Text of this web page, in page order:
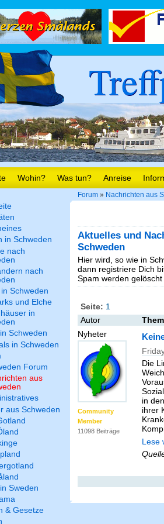
Wohin? Was tun? Anreise
Forum » Nachrichten aus
Aktuelles und
Schweden
Hier wird, so wie in
dann registriere Dich
Spam werden gelöscht
Seite: 1
Autor
Nyheter
Community
Member
11098 Beiträge
Die
in
ihrer
Lese
in Schweden
nach
nach
Schweden
und Elche
in
Schweden
in Schweden
Forum
aus
aus Schweden
Sweden
& Gesetze